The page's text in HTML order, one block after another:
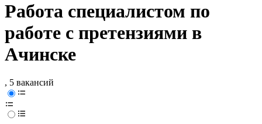
Работа специалистом по
работе с претензиями в
Ачинске
, 5 вакансий